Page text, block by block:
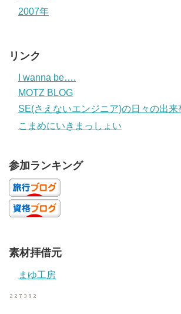
2007年
リンク
I wanna be….
MOTZ BLOG
SE(さえないエンジニア)の日々の出来
こまめにいきまっしょい
参加ランキング
素材拝借元
まゆ工房